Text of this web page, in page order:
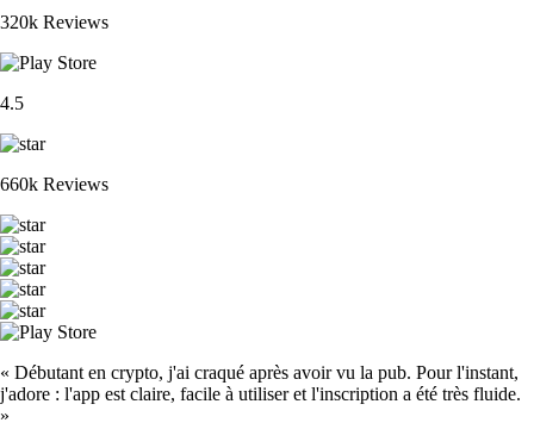
320k Reviews
4.5
660k Reviews
« Débutant en crypto, j'ai craqué après avoir vu la pub. Pour l'instant,
j'adore : l'app est claire, facile à utiliser et l'inscription a été très fluide.
»